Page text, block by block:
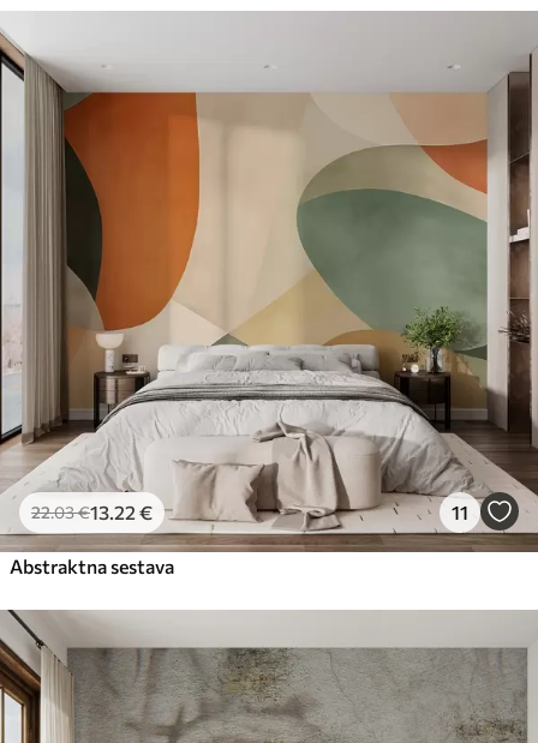
22.03€13 .22 € 11
Abstraktna sestava